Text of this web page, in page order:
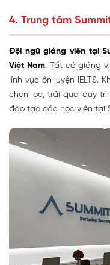
4. Trung tâm
Đội ngũ giảng viên tại
Việt Nam. Tất cả giảng
lĩnh vực ôn luyện IELTS.
chọn lọc, trải qua quy
đào tạo các học viên tại